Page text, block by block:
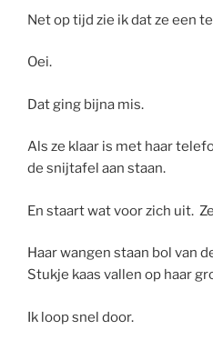
Net op tijd zie ik dat ze een
Oei.
Dat ging bijna mis.
Als ze klaar is met haar
de snijtafel aan staan.
En staart wat voor zich uit.
Haar wangen staan bol van
Stukje kaas vallen op haar
Ik loop snel door.